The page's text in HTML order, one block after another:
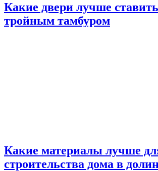
Какие двери лучше
тройным тамбуром
Какие материалы лучше
строительства дома в